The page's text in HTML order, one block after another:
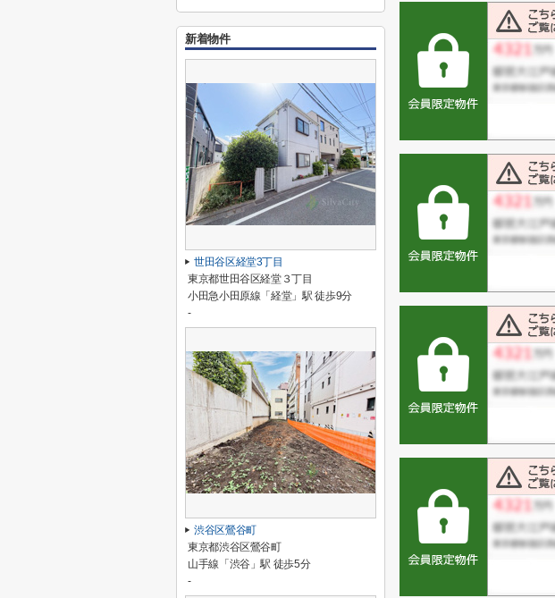
新着物件
世田谷区経堂3丁目
東京都世田谷区経堂３丁目
小田急小田原線「経堂」駅 徒歩9分
-
渋谷区鶯谷町
東京都渋谷区鶯谷町
山手線「渋谷」駅 徒歩5分
-